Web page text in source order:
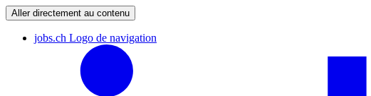
Aller directement au contenu
jobs.ch Logo de navigation